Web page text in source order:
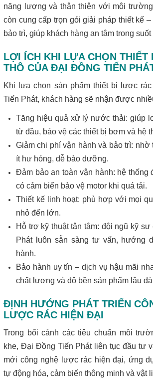
năng lượng và thân thiện với môi
còn cung cấp trọn gói giải pháp thiết kế
bảo trì, giúp khách hàng an tâm trong
LỢI ÍCH KHI LỰA CHỌN THIẾT
THÔ CỦA ĐẠI ĐỒNG TIẾN
Khi lựa chọn sản phẩm thiết bị lược
Tiến Phát, khách hàng sẽ nhận được
Tăng hiệu quả xử lý nước thải: giúp
từ đầu, bảo vệ các thiết bị bơm và hệ
Giảm chi phí vận hành và bảo trì: nhờ
ít hư hỏng, dễ bảo dưỡng.
Đảm bảo an toàn vận hành: hệ thống
có cảm biến bảo vệ motor khi quá tải.
Thiết kế linh hoạt: phù hợp với mọi
nhỏ đến lớn.
Hỗ trợ kỹ thuật tận tâm: đội ngũ kỹ
Phát luôn sẵn sàng tư vấn, hướng
hành.
Bảo hành uy tín – dịch vụ hậu mãi
chất lượng và độ bền sản phẩm lâu
ĐỊNH HƯỚNG PHÁT TRIỂN
LƯỢC RÁC HIỆN ĐẠI
Trong bối cảnh các tiêu chuẩn môi
khe, Đại Đồng Tiến Phát liên tục đầu tư
mới công nghệ lược rác hiện đại, ứng
tự động hóa, cảm biến thông minh và vật